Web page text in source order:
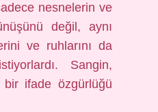
nesnelerin ve
değil, aynı
ve ruhlarını da
Sangin,
bir ifade özgürlüğü